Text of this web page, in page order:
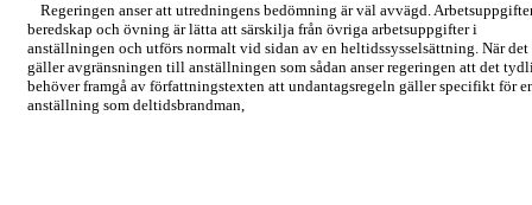
Regeringen anser att utredningens bedömning är väl avvägd.
beredskap och övning är lätta att särskilja från övriga arbetsuppgifter i
anställningen och utförs normalt vid sidan av en heltidssysselsättning. När det
gäller avgränsningen till anställningen som sådan anser regeringen att det
behöver framgå av författningstexten att undantagsregeln gäller specifikt för
anställning som deltidsbrandman,